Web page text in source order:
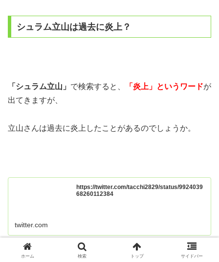
シュラム立山は過去に炎上？
「シュラム立山」 で検索すると、 「炎上」というワードが
出てきますが、
立山さんは過去に炎上したことがあるのでしょうか。
https://twitter.com/tacchi2829/status/9924039
68260112384
twitter.com
ホーム 検索 トップ サイドバー